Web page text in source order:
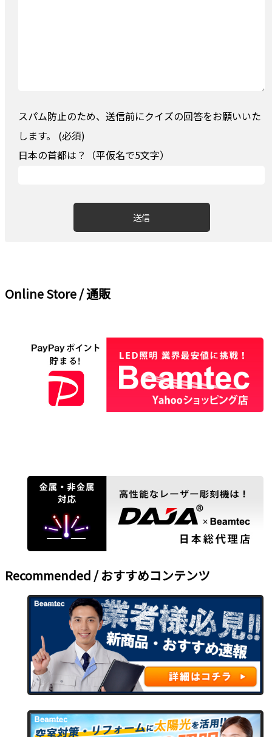
スパム防止のため、送信前にクイズの回答をお願いいた
します。 (必須)
日本の首都は？（平仮名で5文字）
Online Store / 通販
Recommended / おすすめコンテンツ